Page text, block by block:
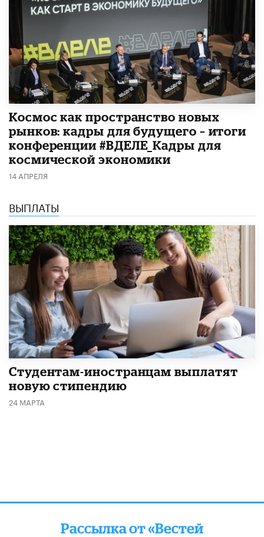
Космос как пространство новых
рынков: кадры для будущего – итоги
конференции #ВДЕЛЕ_Кадры для
космической экономики
14 АПРЕЛЯ
ВЫПЛАТЫ
Студентам-иностранцам выплатят
новую стипендию
24 МАРТА
Рассылка от «Вестей